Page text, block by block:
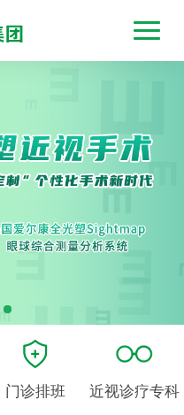
门诊排班 近视诊疗专科